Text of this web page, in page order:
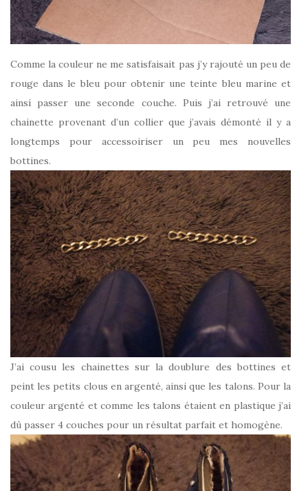
Comme la couleur ne me satisfaisait pas j’y rajouté un peu de
rouge dans le bleu pour obtenir une teinte bleu marine et
ainsi passer une seconde couche. Puis j’ai retrouvé une
chainette provenant d’un collier que j’avais démonté il y a
longtemps pour accessoiriser un peu mes nouvelles
bottines.
J’ai cousu les chainettes sur la doublure des bottines et
peint les petits clous en argenté, ainsi que les talons. Pour la
couleur argenté et comme les talons étaient en plastique j’ai
dû passer 4 couches pour un résultat parfait et homogène.